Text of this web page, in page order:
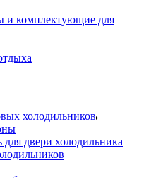
и комплектующие для
холодильников
для двери холодильника